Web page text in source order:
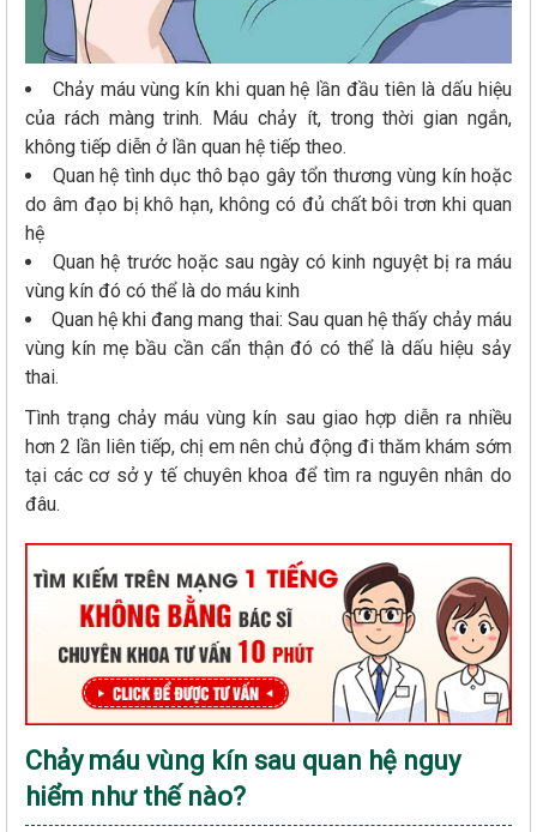
Chảy máu vùng kín khi quan hệ lần đầu tiên là dấu hiệu
của rách màng trinh. Máu chảy ít, trong thời gian ngắn,
không tiếp diễn ở lần quan hệ tiếp theo.
Quan hệ tình dục thô bạo gây tổn thương vùng kín hoặc
do âm đạo bị khô hạn, không có đủ chất bôi trơn khi quan
hệ
Quan hệ trước hoặc sau ngày có kinh nguyệt bị ra máu
vùng kín đó có thể là do máu kinh
Quan hệ khi đang mang thai: Sau quan hệ thấy chảy máu
vùng kín mẹ bầu cần cẩn thận đó có thể là dấu hiệu sảy
thai.
Tình trạng chảy máu vùng kín sau giao hợp diễn ra nhiều
hơn 2 lần liên tiếp, chị em nên chủ động đi thăm khám sớm
tại các cơ sở y tế chuyên khoa để tìm ra nguyên nhân do
đâu.
Chảy máu vùng kín sau quan hệ nguy
hiểm như thế nào?